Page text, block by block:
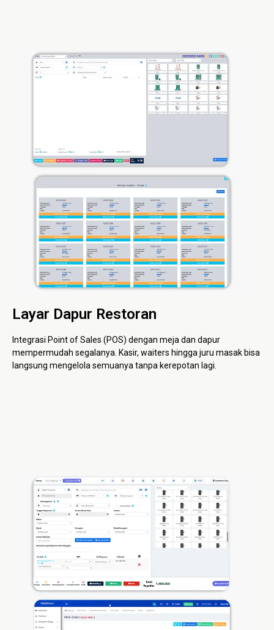
Layar Dapur Restoran
Integrasi Point of Sales (POS) dengan meja dan dapur
mempermudah segalanya. Kasir, waiters hingga juru masak bisa
langsung mengelola semuanya tanpa kerepotan lagi.